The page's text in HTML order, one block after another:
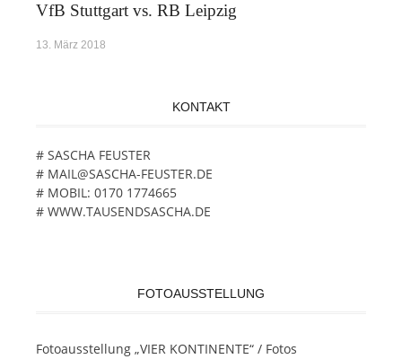
VfB Stuttgart vs. RB Leipzig
13. März 2018
KONTAKT
# SASCHA FEUSTER
# MAIL@SASCHA-FEUSTER.DE
# MOBIL: 0170 1774665
# WWW.TAUSENDSASCHA.DE
FOTOAUSSTELLUNG
Fotoausstellung „VIER KONTINENTE“ / Fotos